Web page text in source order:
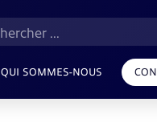
QUI SOMMES-NOUS